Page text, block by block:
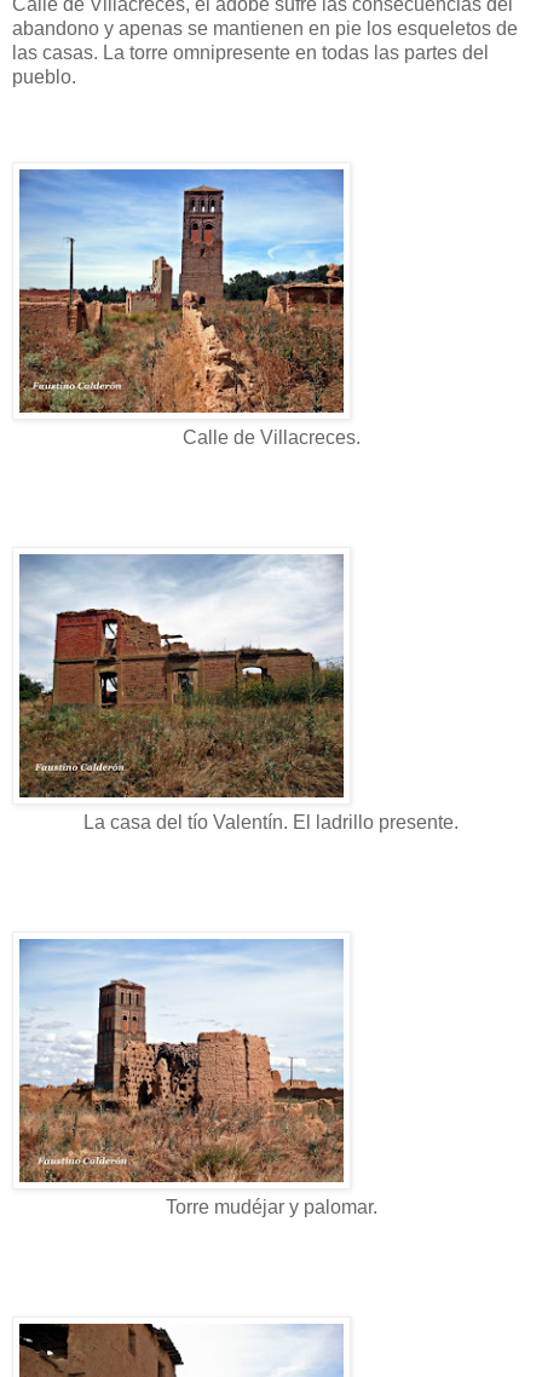
Calle de Villacreces, el adobe sufre las consecuencias del
abandono y apenas se mantienen en pie los esqueletos de
las casas. La torre omnipresente en todas las partes del
pueblo.
Calle de Villacreces.
La casa del tío Valentín. El ladrillo presente.
Torre mudéjar y palomar.